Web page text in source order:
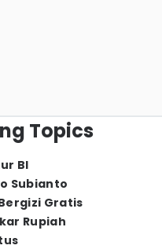
Topics
BI
Subianto
Gratis
Rupiah